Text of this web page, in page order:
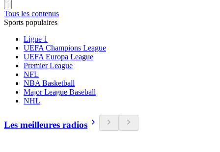
Tous les contenus
Sports populaires
Ligue 1
UEFA Champions League
UEFA Europa League
Premier League
NFL
NBA Basketball
Major League Baseball
NHL
Les meilleures radios